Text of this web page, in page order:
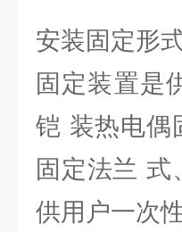
安装固定形
固定装置是
铠 装热电偶
固定法兰 式
供用户一次